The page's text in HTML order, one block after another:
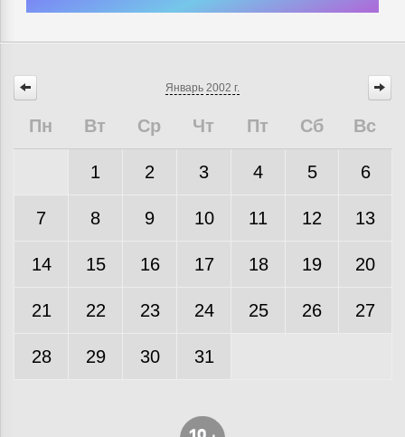
Январь 2002 г.
Пн Вт Ср Чт Пт Сб Вс
1 2 3 4 5 6
7 8 9 10 11 12 13
14 15 16 17 18 19 20
21 22 23 24 25 26 27
28 29 30 31